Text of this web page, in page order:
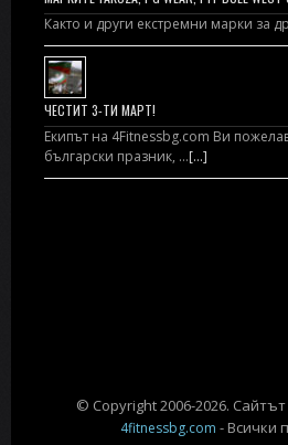
Както и други екстремни марки за
ЧЕСТИТ 3-ТИ МАРТ!
Екипът на 4Fitnessbg.com Ви
български празник, …[...]
© Copyright 2006-2026.
4fitnessbg.com - Всички